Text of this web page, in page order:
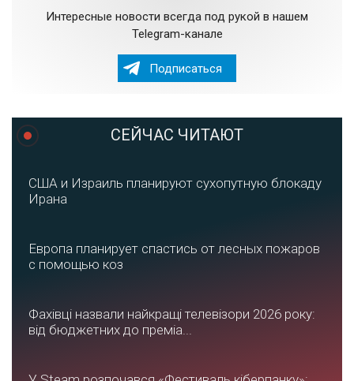
Интересные новости всегда под рукой в нашем
Telegram-канале
Подписаться
СЕЙЧАС ЧИТАЮТ
США и Израиль планируют сухопутную блокаду
Ирана
Европа планирует спастись от лесных пожаров
с помощью коз
Фахівці назвали найкращі телевізори 2026 року:
від бюджетних до преміа...